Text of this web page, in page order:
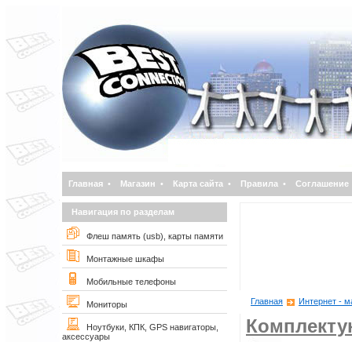
Главная • Магазин • Карта сайта • Правила • Соглашение
Навигация по разделам
Флеш память (usb), карты памяти
Монтажные шкафы
Мобильные телефоны
Мониторы
Ноутбуки, КПК, GPS навигаторы,
аксессуары
Главная Интернет -